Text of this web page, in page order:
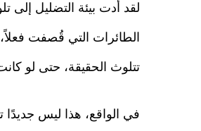
لقد أدت بيئة التضليل
الطائرات التي قُصفت
تتلوث الحقيقة، حتى لو